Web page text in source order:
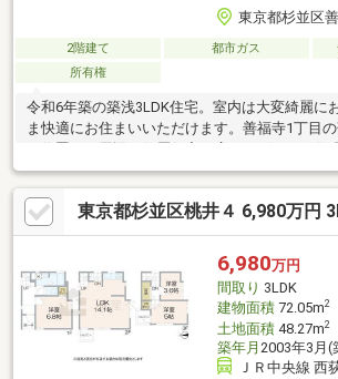
東京都杉並区
2階建て 都市ガス
所有権
令和6年築の築浅3LDK住宅。室内は大変綺麗に
ま快適にお住まいいただけます。善福寺1丁目の
に位置し、周辺は低層住宅が広がる穏やかな住
旗竿地のため通行人の視線が届きにくく、プラ
さを重視される方に適しています。各居室に収
すい間取りで、ファミリー層にもおすすめです
園をはじめとした自然環境も身近にあり、子育
立地。日々の生活利便施設も徒歩圏内に揃い、
環境のバランスが取れた一邸です。
東京都杉並区桃井４ 6,980万円
6,980万円
間取り 3LDK
建物面積72.05m2
土地面積48.27m2
築年月 2003年3月(
ＪＲ中央線 西